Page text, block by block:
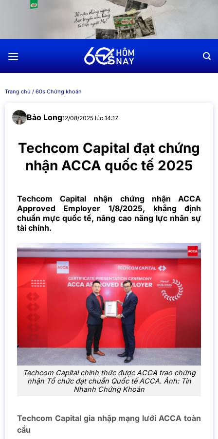
dung
Trang chủ / 60s Chứng khoán
Bảo Long12/08/2025 lúc 14:17
Techcom Capital đạt chứng
nhận ACCA quốc tế 2025
Techcom Capital nhận chứng nhận ACCA
Approved Employer 1/8/2025, khẳng định
chuẩn mực quốc tế, nâng cao năng lực nhân sự
tài chính.
Techcom Capital chính thức được ACCA trao chứng
nhận Tổ chức đạt chuẩn Quốc tế ACCA. Ảnh: Tin
Nhanh Chứng Khoán
Techcom Capital gia nhập mạng lưới ACCA toàn
cầu